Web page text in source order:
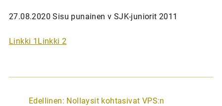
27.08.2020 Sisu punainen v SJK-juniorit 2011
Linkki 1 Linkki 2
A
Edellinen: Nollaysit kohtasivat VPS:n